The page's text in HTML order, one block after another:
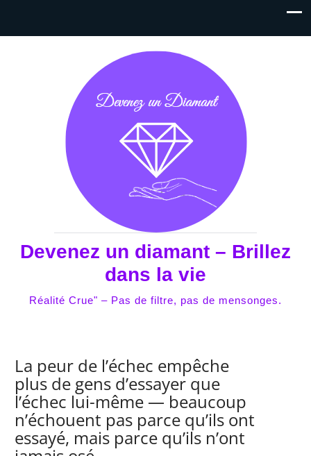
Devenez un diamant – Brillez
dans la vie
Réalité Crue" – Pas de filtre, pas de mensonges.
La peur de l’échec empêche
plus de gens d’essayer que
l’échec lui-même — beaucoup
n’échouent pas parce qu’ils ont
essayé, mais parce qu’ils n’ont